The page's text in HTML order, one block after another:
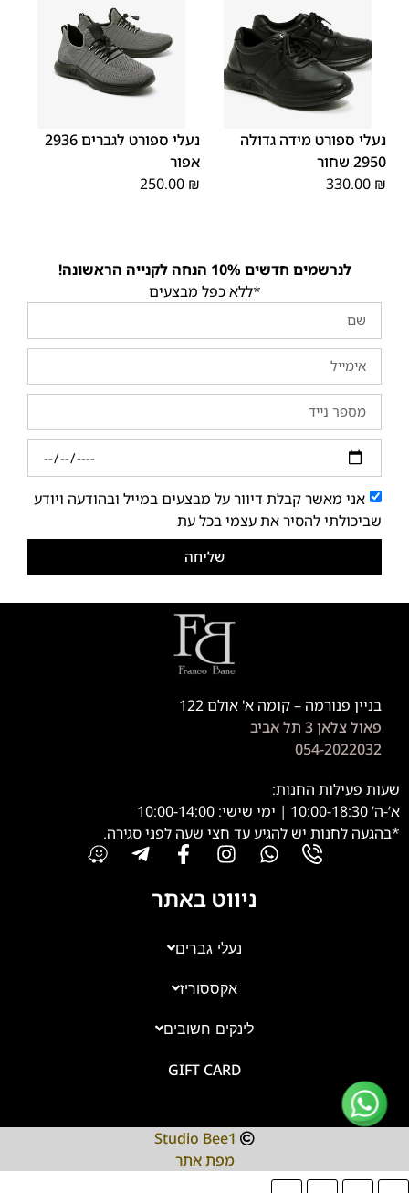
נעלי ספורט מידה גדולה
2950 שחור
330.00 ₪
נעלי ספורט לגברים 2936
אפור
250.00 ₪
לנרשמים חדשים 10% הנחה לקנייה הראשונה!
*ללא כפל מבצעים
אני מאשר קבלת דיוור על מבצעים במייל ובהודעה ויודע
שביכולתי להסיר את עצמי בכל עת
שליחה
בניין פנורמה – קומה א' אולם 122
פאול צלאן 3 תל אביב
054-2022032
שעות פעילות החנות:
א’-ה’ 10:00-18:30 | ימי שישי: 10:00-14:00
*בהגעה לחנות יש להגיע עד חצי שעה לפני סגירה.
ניווט באתר
נעלי גברים
אקססוריז
לינקים חשובים
GIFT CARD
Studio Bee1
מפת אתר